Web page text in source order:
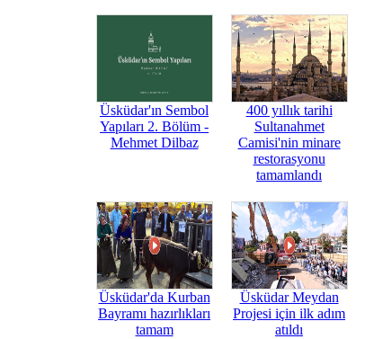
Üsküdar'ın Sembol
Yapıları 2. Bölüm -
Mehmet Dilbaz
400 yıllık tarihi
Sultanahmet
Camisi'nin minare
restorasyonu
tamamlandı
Üsküdar'da Kurban
Bayramı hazırlıkları
tamam
Üsküdar Meydan
Projesi için ilk adım
atıldı